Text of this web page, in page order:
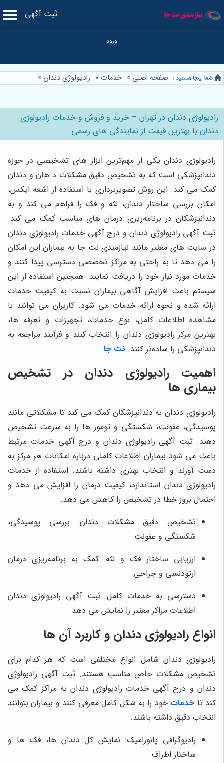
ثبت آگهی
صفحه اصلی » خدمات » رادیولوژی دندان »
رادیولوژی دندان در تهران – خرید و فروش و خدمات رادیولوژی
دندان با بهترین قیمت از نمایندگی های رسمی
رادیولوژی دندان یکی از مهم‌ترین ابزار های تشخیصی در حوزه
دندانپزشکی است که به تشخیص دقیق مشکلات د هان و دندان
کمک می کند. این روش تصویربرداری با استفاده از اشعه ایکس،
امکان بررسی ساختار دندان، لثه و فک را فراهم می کند و به
دندانپزشکان در برنامه‌ریزی درمان‌ های مناسب کمک می کند.
ثبت آگهی رادیولوژی دندان و درج آگهی خدمات رادیولوژی دندان
در سایت‌ های معتبر مانند نیازمندی نت جا به بیماران این امکان
را می دهد تا به راحتی به مراکز تخصصی دسترسی پیدا کنند و
خدمات مورد نیاز خود را دریافت نمایند. همچنین استفاده از این
سیستم باعث افزایش آگاهی بیماران نسبت به کیفیت خدمات
ارائه شده و نحوه ارائه خدمات می شود. کاربران می توانند با
مشاهده اطلاعات کامل، نوع خدمات، تجهیزات و تعرفه‌ ها،
بهترین مرکز رادیولوژی دندان را انتخاب کنند و فرآیند مراجعه به
دندانپزشکی را ساده‌تر کنند. نت جا
اهمیت رادیولوژی دندان در تشخیص
بیماری‌ ها
رادیولوژی دندان به دندانپزشکان کمک می کند تا مشکلاتی مانند
پوسیدگی، عفونت، شکستگی و تومور ها را به سرعت تشخیص
دهند. ثبت آگهی رادیولوژی دندان و درج آگهی خدمات مرتبط
باعث می شود بیماران اطلاعات کاملی درباره امکانات هر مرکز به
دست آورند و انتخاب بهتری داشته باشند. استفاده از خدمات
رادیولوژی دندان استاندارد، کیفیت درمان را افزایش می دهد و
احتمال بروز خطا در تشخیص را کاهش می دهد.
تشخیص دقیق مشکلات دندان: بررسی پوسیدگی،
شکستگی و عفونت
ارزیابی ساختار فک و لثه: کمک به برنامه‌ریزی درمان
ارتودنسی و جراحی
دسترسی به خدمات کامل: ثبت آگهی رادیولوژی دندان
اطلاعات مراکز معتبر را نمایش می دهد
انواع رادیولوژی دندان و کاربرد آن‌ ها
رادیولوژی دندان شامل انواع مختلفی است که هر کدام برای
تشخیص مشکلات خاص مناسب هستند. ثبت آگهی رادیولوژی
دندان و درج آگهی خدمات رادیولوژی دندان به مراکز کمک می
کند تا خدمات خود را به شکل کامل معرفی کنند و بیماران بتوانند
انتخاب دقیق داشته باشند.
رادیوگرافی پانورامیک: نمایش کل دندان‌ ها، فک‌ ها و
ساختار اطراف